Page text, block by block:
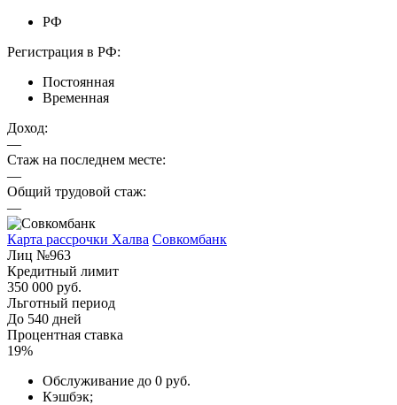
РФ
Регистрация в РФ:
Постоянная
Временная
Доход:
—
Стаж на последнем месте:
—
Общий трудовой стаж:
—
Карта рассрочки Халва Совкомбанк
Лиц №963
Кредитный лимит
350 000 руб.
Льготный период
До 540 дней
Процентная ставка
19%
Обслуживание до 0 руб.
Кэшбэк;